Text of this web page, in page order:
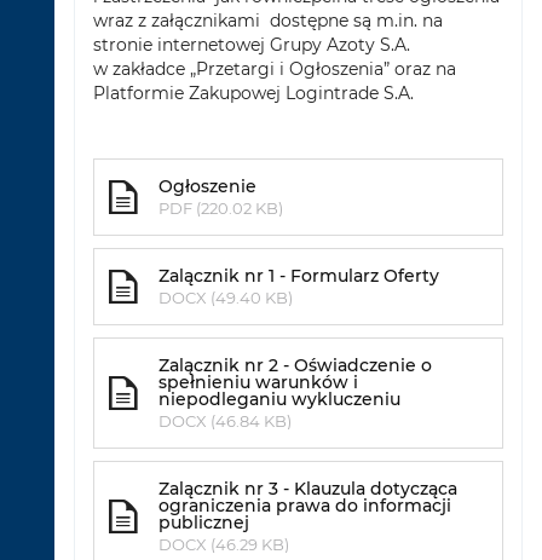
wraz z załącznikami dostępne są m.in. na
stronie internetowej Grupy Azoty S.A.
w zakładce „Przetargi i Ogłoszenia” oraz na
Platformie Zakupowej Logintrade S.A.
Ogłoszenie
PDF (220.02 KB)
Zalącznik nr 1 - Formularz Oferty
DOCX (49.40 KB)
Zalącznik nr 2 - Oświadczenie o
spełnieniu warunków i
niepodleganiu wykluczeniu
DOCX (46.84 KB)
Zalącznik nr 3 - Klauzula dotycząca
ograniczenia prawa do informacji
publicznej
DOCX (46.29 KB)